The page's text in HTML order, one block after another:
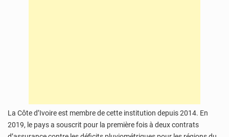
La Côte d’Ivoire est membre de cette institution depuis 2014. En
2019, le pays a souscrit pour la première fois à deux contrats